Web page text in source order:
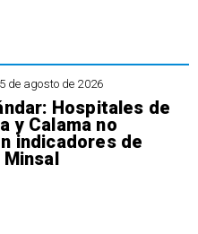
5 de agosto de 2026
Hospitales de
y Calama no
indicadores de